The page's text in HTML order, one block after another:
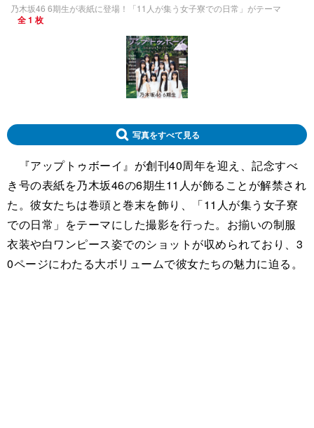
乃木坂46 6期生が表紙に登場！「11人が集う女子寮での日常」がテーマ
全 1 枚
写真をすべて見る
『アップトゥボーイ』が創刊40周年を迎え、記念すべ
き号の表紙を乃木坂46の6期生11人が飾ることが解禁され
た。彼女たちは巻頭と巻末を飾り、「11人が集う女子寮
での日常」をテーマにした撮影を行った。お揃いの制服
衣装や白ワンピース姿でのショットが収められており、3
0ページにわたる大ボリュームで彼女たちの魅力に迫る。